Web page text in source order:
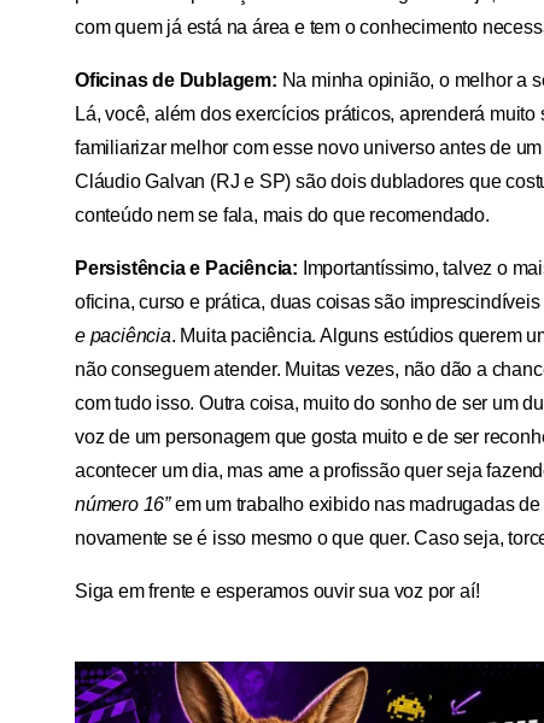
com quem já está na área e tem o conhecimento
Oficinas de Dublagem: Na minha opinião, o melhor a
Lá, você, além dos exercícios práticos, aprenderá
familiarizar melhor com esse novo universo antes de
Cláudio Galvan (RJ e SP) são dois dubladores que
conteúdo nem se fala, mais do que recomendado.
Persistência e Paciência: Importantíssimo, talvez o
oficina, curso e prática, duas coisas são
e paciência. Muita paciência. Alguns estúdios querem
não conseguem atender. Muitas vezes, não dão a
com tudo isso. Outra coisa, muito do sonho de ser um
voz de um personagem que gosta muito e de ser
acontecer um dia, mas ame a profissão quer seja
número 16”em um trabalho exibido nas madrugadas
novamente se é isso mesmo o que quer. Caso seja,
Siga em frente e esperamos ouvir sua voz por aí!